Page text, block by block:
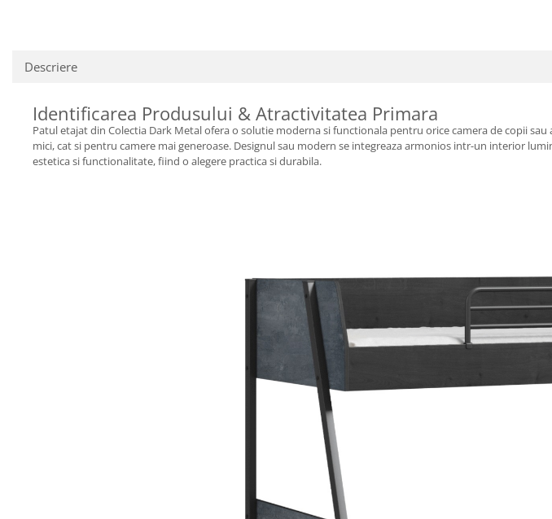
Descriere
Identificarea Produsului & Atractivitatea Primara
Patul etajat din Colectia Dark Metal ofera o solutie moderna si functionala pentru orice camera de copii
mici, cat si pentru camere mai generoase. Designul sau modern se integreaza armonios intr-un interior
estetica si functionalitate, fiind o alegere practica si durabila.